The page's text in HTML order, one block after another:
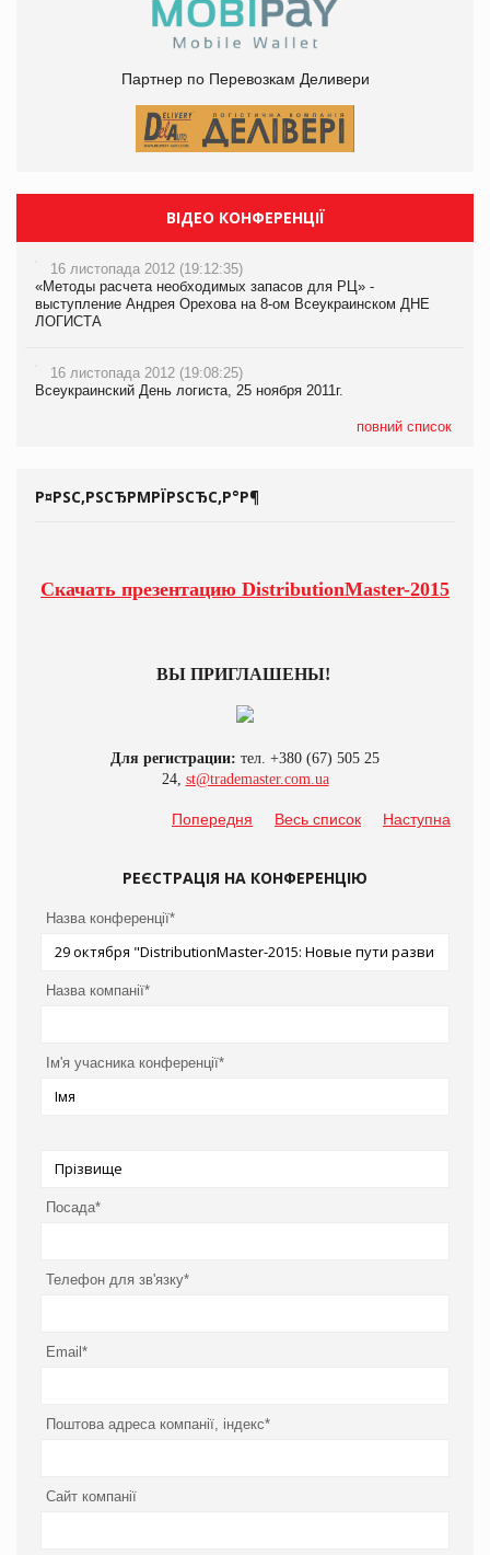
Партнер по Перевозкам Деливери
ВІДЕО КОНФЕРЕНЦІЇ
16 листопада 2012 (19:12:35)
«Методы расчета необходимых запасов для РЦ» -
выступление Андрея Орехова на 8-ом Всеукраинском ДНЕ
ЛОГИСТА
16 листопада 2012 (19:08:25)
Всеукраинский День логиста, 25 ноября 2011г.
повний список
Р¤РЅС‚РЅСЂРΜРЇРЅСЂС‚Р°Р¶
Скачать презентацию DistributionMaster-2015
ВЫ ПРИГЛАШЕНЫ!
Для регистрации: тел. +380 (67) 505 25
24, st@trademaster.com.ua
Попередня Весь список Наступна
РЕЄСТРАЦІЯ НА КОНФЕРЕНЦІЮ
Назва конференції*
Назва компанії*
Ім'я учасника конференції*
Посада*
Телефон для зв'язку*
Email*
Поштова адреса компанії, індекс*
Сайт компанії